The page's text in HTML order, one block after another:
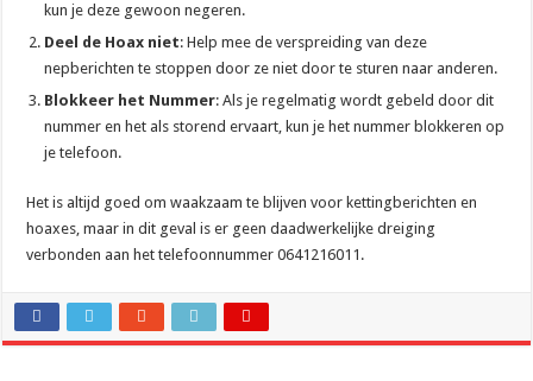
kun je deze gewoon negeren.
Deel de Hoax niet: Help mee de verspreiding van deze
nepberichten te stoppen door ze niet door te sturen naar anderen.
Blokkeer het Nummer: Als je regelmatig wordt gebeld door dit
nummer en het als storend ervaart, kun je het nummer blokkeren op
je telefoon.
Het is altijd goed om waakzaam te blijven voor kettingberichten en
hoaxes, maar in dit geval is er geen daadwerkelijke dreiging
verbonden aan het telefoonnummer 0641216011.